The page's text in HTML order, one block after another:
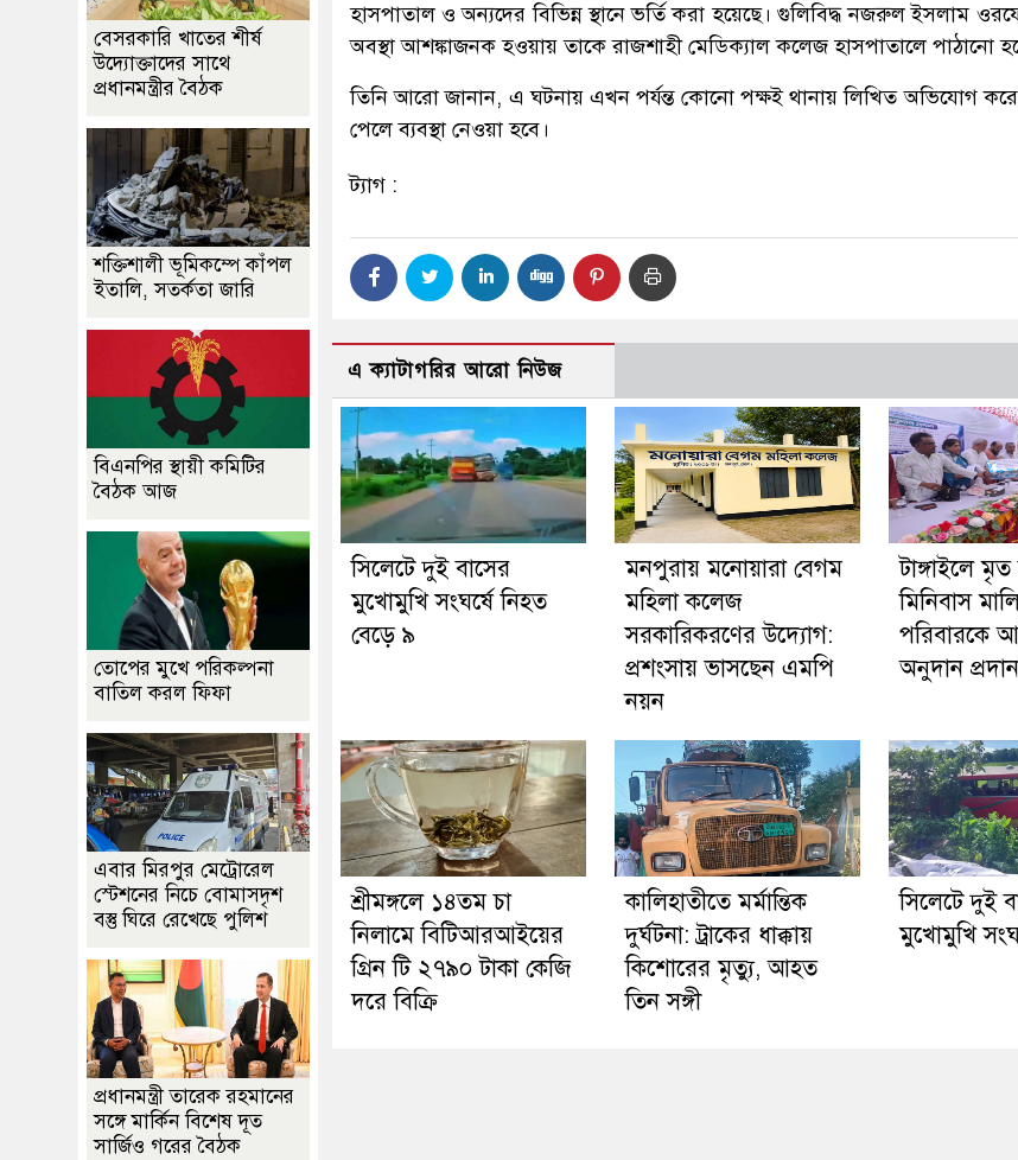
হাসপাতাল ও অন্যদের বিভিন্ন স্থানে ভর্তি করা হয়েছে। গুলিবিদ্ধ নজরুল ইসলাম
অবস্থা আশঙ্কাজনক হওয়ায় তাকে রাজশাহী মেডিক্যাল কলেজ হাসপাতালে পাঠানো
তিনি আরো জানান, এ ঘটনায় এখন পর্যন্ত কোনো পক্ষই থানায় লিখিত অভিযোগ
পেলে ব্যবস্থা নেওয়া হবে।
ট্যাগ :
এ ক্যাটাগরির আরো নিউজ
সিলেটে দুই বাসের
মুখোমুখি সংঘর্ষে নিহত
বেড়ে ৯
মনপুরায় মনোয়ারা বেগম
মহিলা কলেজ
সরকারিকরণের উদ্যোগ:
প্রশংসায় ভাসছেন এমপি
নয়ন
টাঙ্গাইলে
মিনিবাস
পরিবারকে
অনুদান প্রদান
শ্রীমঙ্গলে ১৪তম চা
নিলামে বিটিআরআইয়ের
গ্রিন টি ২৭৯০ টাকা কেজি
দরে বিক্রি
কালিহাতীতে মর্মান্তিক
দুর্ঘটনা: ট্রাকের ধাক্কায়
কিশোরের মৃত্যু, আহত
তিন সঙ্গী
সিলেটে দুই
মুখোমুখি
বেসরকারি খাতের শীর্ষ
উদ্যোক্তাদের সাথে
প্রধানমন্ত্রীর বৈঠক
শক্তিশালী ভূমিকম্পে কাঁপল
ইতালি, সতর্কতা জারি
বিএনপির স্থায়ী কমিটির
বৈঠক আজ
তোপের মুখে পরিকল্পনা
বাতিল করল ফিফা
এবার মিরপুর মেট্রোরেল
স্টেশনের নিচে বোমাসদৃশ
বস্তু ঘিরে রেখেছে পুলিশ
প্রধানমন্ত্রী তারেক রহমানের
সঙ্গে মার্কিন বিশেষ দূত
সার্জিও গরের বৈঠক